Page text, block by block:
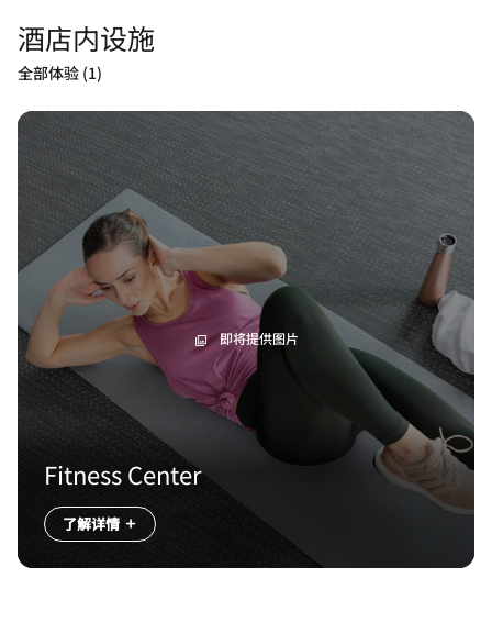
酒店内设施
全部体验 (1)
即将提供图片
Fitness Center
了解详情